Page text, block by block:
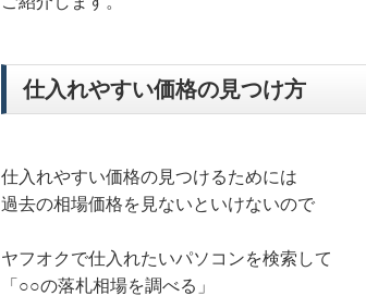
仕入れやすい価格の見つけ方
仕入れやすい価格の見つけるためには
過去の相場価格を見ないといけないので
ヤフオクで仕入れたいパソコンを検索して
「○○の落札相場を調べる」